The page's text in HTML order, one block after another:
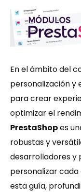
En el ámbito del
personalización y
para crear
optimizar el
PrestaShopes
robustas y
desarrolladores y
personalizar
esta guía,